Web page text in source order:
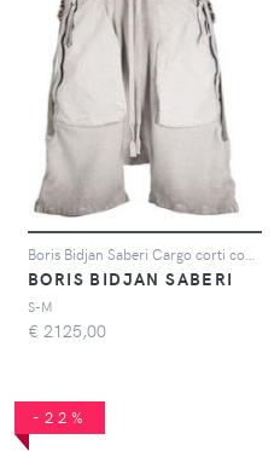
BORIS BIDJAN SABERI
S-M
€ 2125,00
-22%